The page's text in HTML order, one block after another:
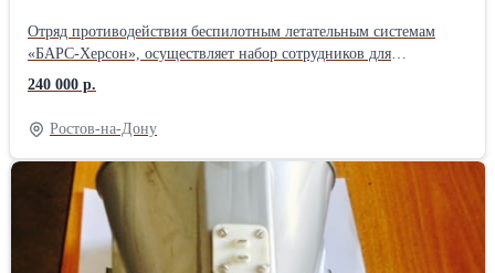
Отряд противодействия беспилотным летательным системам
«БАРС-Херсон», осуществляет набор сотрудников для
выполнения задач по защите критически важных гражданских
объектов жизнедеятельности Херсонской области. Размещение в
г. Геническ. * задачи выполняются вне линии боевого
соприкосновения; * контракт с фиксированным сроком 12 мес.; *
гарантированное денежное довольствие от 210 до 240 000 тыс.
участника специальной военной операции.
240 000 р.
Ростов-на-Дону